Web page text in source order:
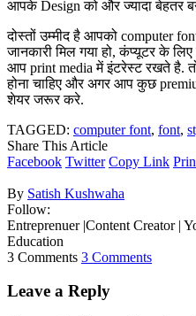
आपके Design को और ज्यादा बेहतर
दोस्तों उम्मीद है आपको computer
जानकारी मिल गया हो, कंप्यूटर के
आप print media में इंटरेस्ट रखते है.
होना चाहिए और अगर आप कुछ
शेयर जरूर करे.
TAGGED: computer font, font,
Share This Article
Facebook Twitter Copy Link
By Satish Kushwaha
Follow:
Entreprenuer |Content Creator |
Education
3 Comments 3 Comments
Leave a Reply